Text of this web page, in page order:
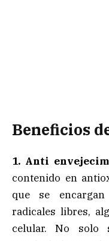
Beneficios
1. Anti
contenido en
que se
radicales libres,
celular. No